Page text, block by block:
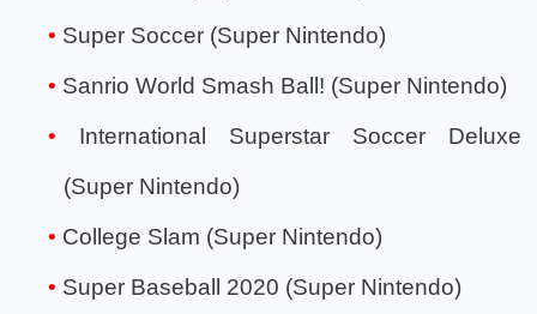
Super Soccer (Super Nintendo)
Sanrio World Smash Ball! (Super Nintendo)
International Superstar Soccer Deluxe
(Super Nintendo)
College Slam (Super Nintendo)
Super Baseball 2020 (Super Nintendo)